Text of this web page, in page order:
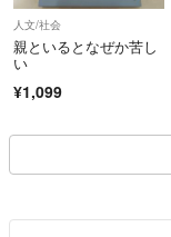
人文/社会
親といるとなぜか苦し
い
¥1,099